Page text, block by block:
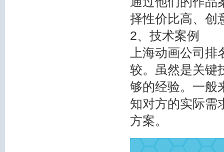
择性价比高、创
2、技术案例
上海动画公司
较。虽然是关键
够的经验。一般
知对方的实际需
方案。